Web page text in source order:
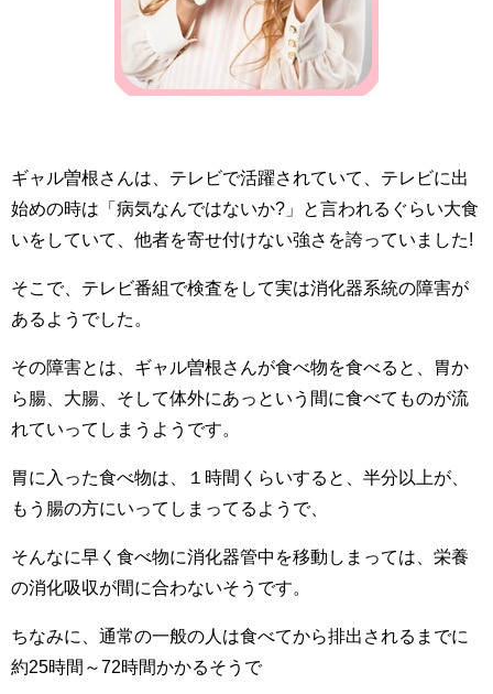
ギャル曽根さんは、テレビで活躍されていて、テレビに出
始めの時は「病気なんではないか?」と言われるぐらい大食
いをしていて、他者を寄せ付けない強さを誇っていました!
そこで、テレビ番組で検査をして実は消化器系統の障害が
あるようでした。
その障害とは、ギャル曽根さんが食べ物を食べると、胃か
ら腸、大腸、そして体外にあっという間に食べてものが流
れていってしまうようです。
胃に入った食べ物は、１時間くらいすると、半分以上が、
もう腸の方にいってしまってるようで、
そんなに早く食べ物に消化器管中を移動しまっては、栄養
の消化吸収が間に合わないそうです。
ちなみに、通常の一般の人は食べてから排出されるまでに
約25時間～72時間かかるそうで